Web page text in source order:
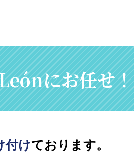
にお任せ！
付けております。